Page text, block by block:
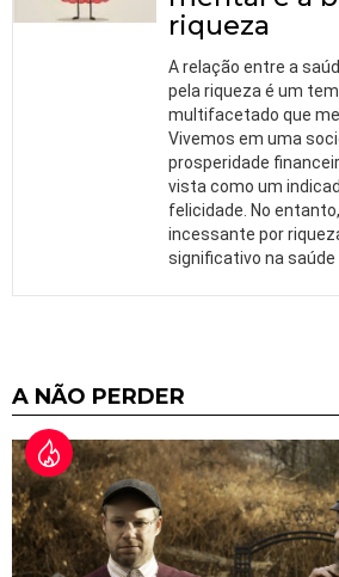
riqueza
A relação entre a
pela riqueza é um
multifacetado que
Vivemos em uma
prosperidade
vista como um
felicidade. No
incessante por
significativo na saúde
A NÃO PERDER